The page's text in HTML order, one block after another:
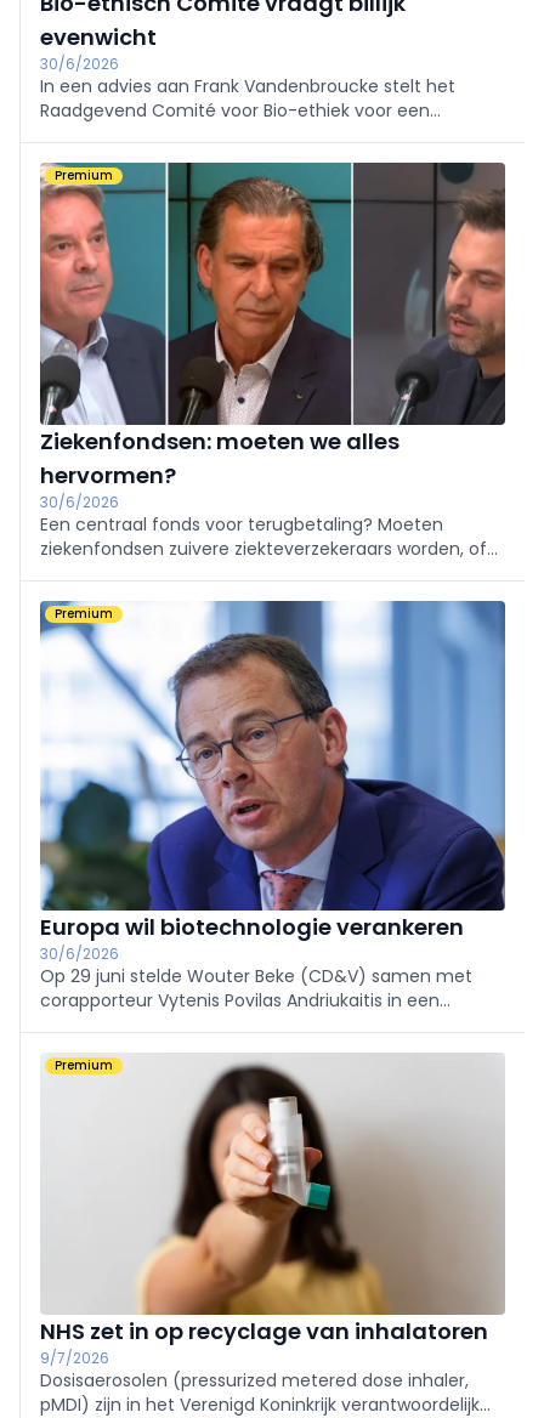
evenwicht
30/6/2026
In een advies aan Frank Vandenbroucke stelt het
Raadgevend Comité voor Bio-ethiek voor een
het comité iets te snel.
Premium
Ziekenfondsen: moeten we alles
hervormen?
30/6/2026
Een centraal fonds voor terugbetaling? Moeten
ziekenfondsen zuivere ziekteverzekeraars worden, of
werden veel ideeën geopperd, maar was er weinig
ruimte voor consensus.
Premium
Europa wil biotechnologie verankeren
30/6/2026
Op 29 juni stelde Wouter Beke (CD&V) samen met
corapporteur Vytenis Povilas Andriukaitis in een
Industrie het ontwerprapport over de Biotech Act voor.
Premium
NHS zet in op recyclage van inhalatoren
9/7/2026
Dosisaerosolen (pressurized metered dose inhaler,
pMDI) zijn in het Verenigd Koninkrijk verantwoordelijk